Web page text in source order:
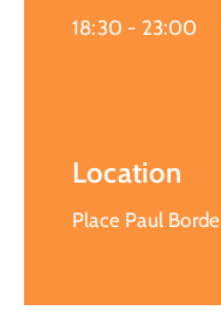
18:30 - 23:00
Location
Place Paul Borde